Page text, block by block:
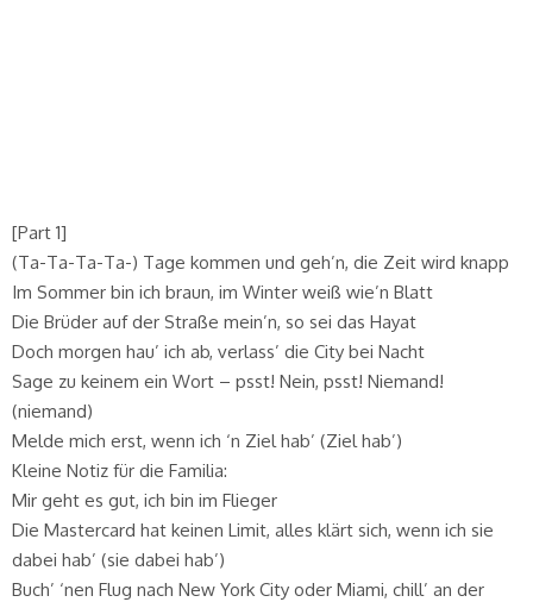
[Part 1]
(Ta-Ta-Ta-Ta-) Tage kommen und geh’n, die Zeit wird knapp
Im Sommer bin ich braun, im Winter weiß wie’n Blatt
Die Brüder auf der Straße mein’n, so sei das Hayat
Doch morgen hau’ ich ab, verlass’ die City bei Nacht
Sage zu keinem ein Wort – psst! Nein, psst! Niemand!
(niemand)
Melde mich erst, wenn ich ‘n Ziel hab’ (Ziel hab’)
Kleine Notiz für die Familia:
Mir geht es gut, ich bin im Flieger
Die Mastercard hat keinen Limit, alles klärt sich, wenn ich sie
dabei hab’ (sie dabei hab’)
Buch’ ‘nen Flug nach New York City oder Miami, chill’ an der